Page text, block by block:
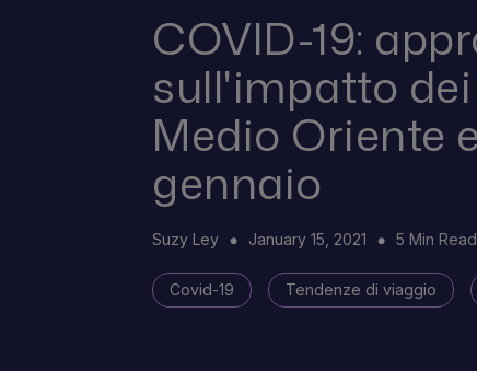
COVID-19:
sull'impatto
Medio Oriente
gennaio
Suzy Ley January 15, 2021 5 Min Read
Covid-19 Tendenze di viaggio